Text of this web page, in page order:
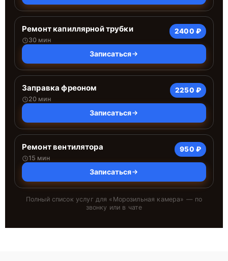
Ремонт капиллярной трубки
30 мин
2400 ₽
Записаться
Заправка фреоном
20 мин
2250 ₽
Записаться
Ремонт вентилятора
15 мин
950 ₽
Записаться
Полный список услуг для « Морозильная камера» — по
звонку или в чате